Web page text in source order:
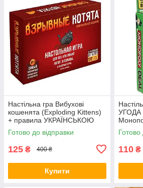
Настільна гра Вибухові
кошенята (Exploding Kittens)
+ правила УКРАЇНСЬКОЮ
Готово до відправки
125 ₴ 400 ₴
Купити
УГОДА
Готово
110 ₴